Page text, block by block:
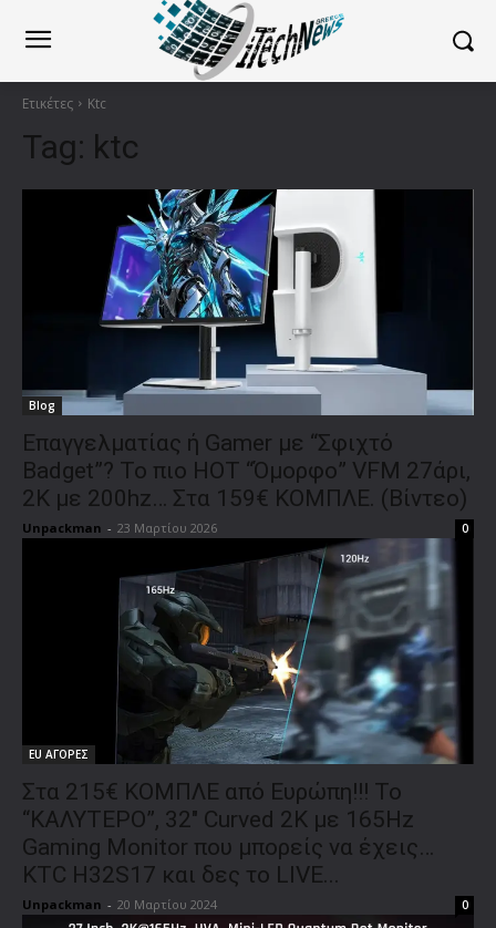
Ετικέτες Ktc
Tag: ktc
Blog
Επαγγελματίας ή Gamer με “Σφιχτό
Badget”? To πιο ΗΟΤ “Όμορφο” VFM 27άρι,
2Κ με 200hz… Στα 159€ ΚΟΜΠΛΕ. (Βίντεο)
Unpackman - 23 Μαρτίου 2026 0
EU ΑΓΟΡΕΣ
Στα 215€ ΚΟΜΠΛΕ από Ευρώπη!!! To
“ΚΑΛΥΤΕΡΟ”, 32″ Curved 2K με 165Hz
Gaming Monitor που μπορείς να έχεις…
KTC H32S17 και δες το LIVE...
Unpackman - 20 Μαρτίου 2024 0